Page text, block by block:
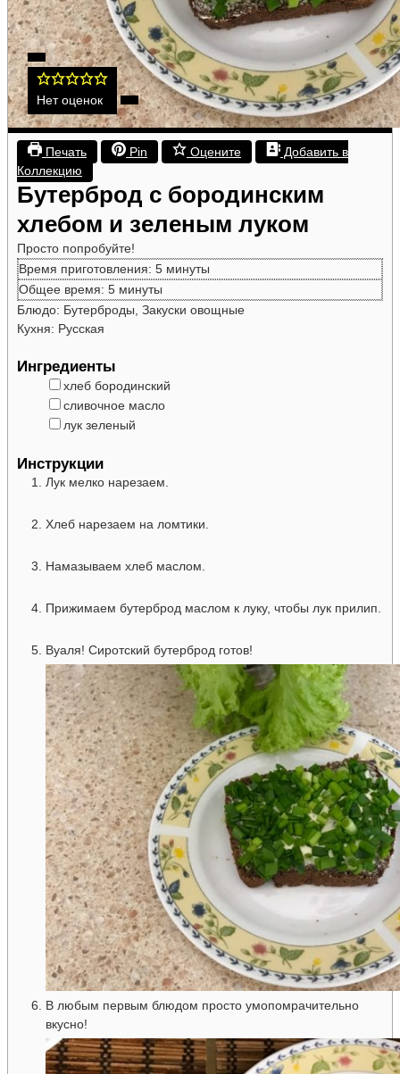
Нет оценок
Печать Pin Оцените
Добавить в
Коллекцию
Бутерброд с бородинским
хлебом и зеленым луком
Просто попробуйте!
Время приготовления: 5минуты
минуты
Общее время: 5минуты
минуты
Блюдо: Бутерброды, Закуски овощные
Кухня: Русская
Ингредиенты
▢
хлеб бородинский
▢
сливочное масло
▢
лук зеленый
Инструкции
Лук мелко нарезаем.
Хлеб нарезаем на ломтики.
Намазываем хлеб маслом.
Прижимаем бутерброд маслом к луку, чтобы лук прилип.
Вуаля! Сиротский бутерброд готов!
В любым первым блюдом просто умопомрачительно
вкусно!